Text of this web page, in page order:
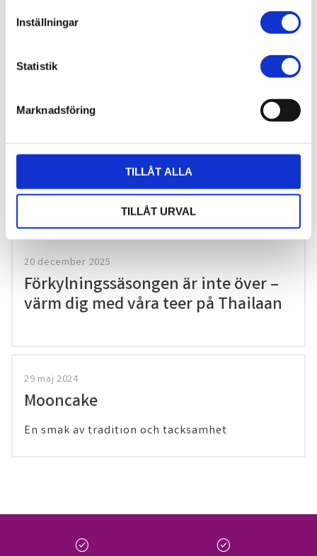
Inställningar
Statistik
Marknadsföring
TILLÅT ALLA
TILLÅT URVAL
7 juni 2026
Bläckfisk – en favorit i det asiatiska
köket
8 februari 2026
Thailändska snabbnudlar utan
gluten!
20 december 2025
Förkylningssäsongen är inte över –
värm dig med våra teer på Thailaan
29 maj 2024
Mooncake
En smak av tradition och tacksamhet
check_circle check_circle